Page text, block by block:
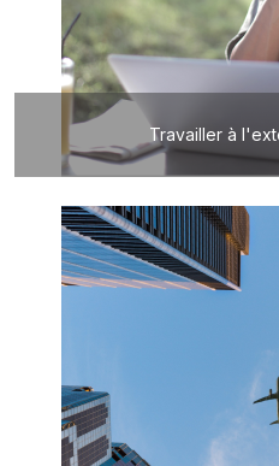
Travailler à